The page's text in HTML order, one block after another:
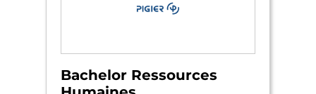
Bachelor Ressources